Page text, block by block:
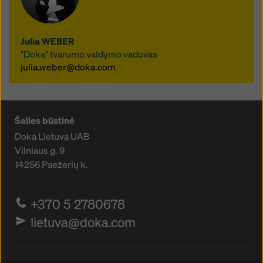
Güteschutzverband Betonschalungen
Europa e.V (GSV) susitarimas dėl
minimalių standartų yra intensyvaus
bendradarbiavimo specialioje darbo
grupėje rezultatas.
Julia WEBER
"Doka" tvarumo valdymo vadovas
julia.weber@doka.com
Šalies būstinė
Doka Lietuva UAB
Vilniaus g. 9
14256Paežerių k.
+370 5 2780678
lietuva@doka.com